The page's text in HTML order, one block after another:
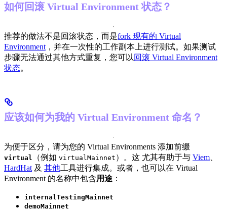
如何回滚 Virtual Environment 状态？
推荐的做法不是回滚状态，而是fork 现有的 Virtual
Environment ，并在一次性的工作副本上进行测试。 如果测试
步骤无法通过其他方式重复，您可以 回滚 Virtual Environment
状态。
应该如何为我的 Virtual Environment 命名？
为便于区分，请为您的 Virtual Environments 添加前缀
virtual （例如 virtualMainnet ）。这 尤其有助于与 Viem
HardHat 及 其他工具进行集成。 或者，也可以在 Virtual
Environment 的名称中包含用途 ：
internalTestingMainnet
demoMainnet